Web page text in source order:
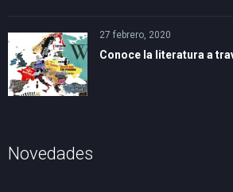
27 febrero, 2020
Conoce la literatura a
Novedades